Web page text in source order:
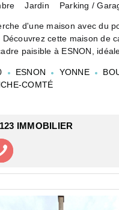
Jardin Parking /
d'une maison avec du
Découvrez cette maison de
paisible à ESNON,
une chambre, et un salon,
ESNON YONNE
COMTÉ
IMMOBILIER
l'agence